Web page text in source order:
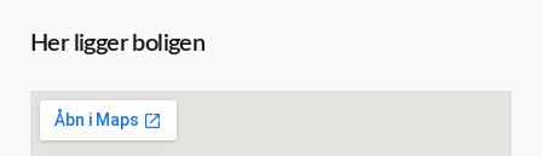
Her ligger boligen